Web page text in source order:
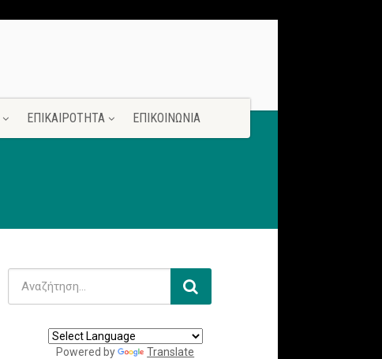
ΕΠΙΚΑΙΡΟΤΗΤΑ ΕΠΙΚΟΙΝΩΝΙΑ
Powered by Translate